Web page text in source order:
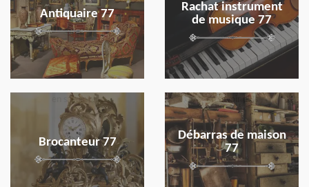
Antiquaire 77
Rachat instrument
de musique 77
Brocanteur 77
en savoir plus
Débarras de maison
77
en savoir plus